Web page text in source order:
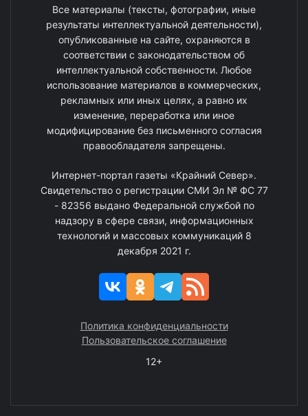
Все материалы (тексты, фотографии, иные
результаты интеллектуальной деятельности),
опубликованные на сайте, охраняются в
соответствии с законодательством об
интеллектуальной собственности. Любое
использование материалов в коммерческих,
рекламных или иных целях, а равно их
изменение, переработка или иное
модифицирование без письменного согласия
правообладателя запрещены.
Интернет-портал газеты «Крайний Север».
Свидетельство о регистрации СМИ Эл № ФС 77
- 82356 выдано Федеральной службой по
надзору в сфере связи, информационных
технологий и массовых коммуникаций 8
декабря 2021 г.
Политика конфиденциальности
Пользовательское соглашение
12+